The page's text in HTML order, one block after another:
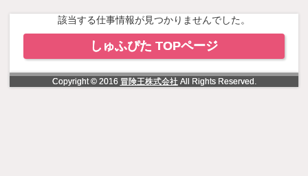
該当する仕事情報が見つかりませんでした。
しゅふぴた TOPページ
Copyright © 2016 冒険王株式会社All Rights Reserved.